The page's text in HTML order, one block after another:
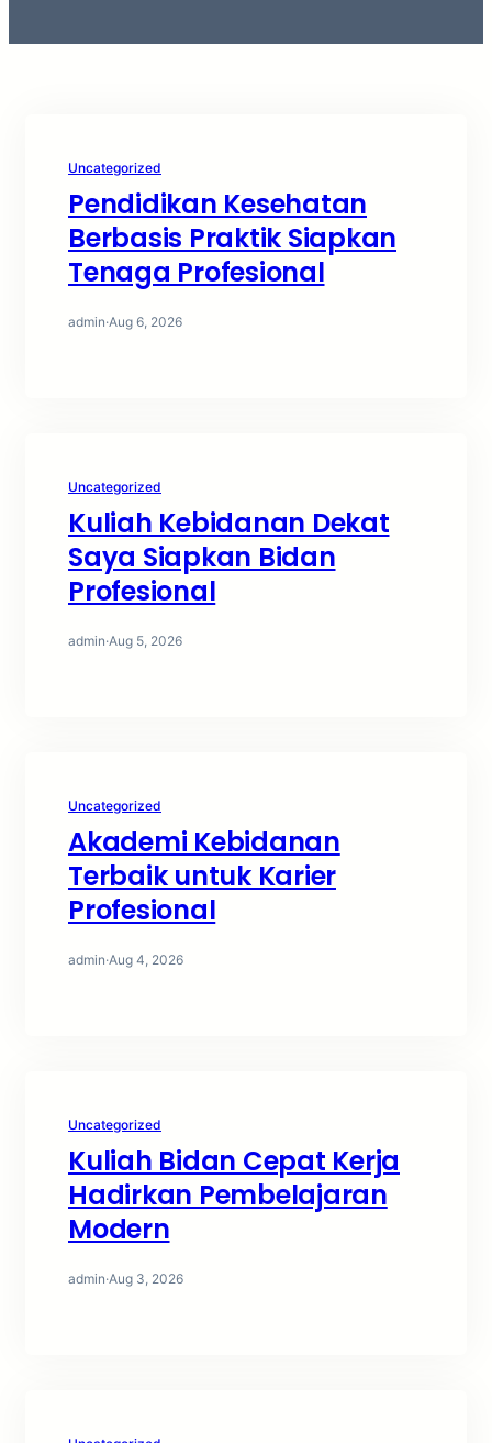
Uncategorized
Pendidikan Kesehatan
Berbasis Praktik Siapkan
Tenaga Profesional
admin·Aug 6, 2026
Uncategorized
Kuliah Kebidanan Dekat
Saya Siapkan Bidan
Profesional
admin·Aug 5, 2026
Uncategorized
Akademi Kebidanan
Terbaik untuk Karier
Profesional
admin·Aug 4, 2026
Uncategorized
Kuliah Bidan Cepat Kerja
Hadirkan Pembelajaran
Modern
admin·Aug 3, 2026